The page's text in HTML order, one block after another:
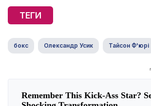
ТЕГИ
бокс Олександр Усик Тайсон Ф'юрі